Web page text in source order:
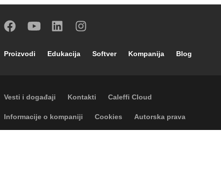
Footer main navigation
Proizvodi Edukacija Softver Kompanija Blog
Footer secondary navigation
Vesti i događaji Kontakti Caleffi Cloud
Footer menu
Informacije o kompaniji Cookies Autorska prava